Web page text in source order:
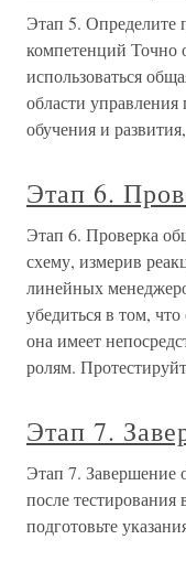
Этап 5.
компетенций Точно
использоваться
области управления
обучения и развития,
Этап 6.
Этап 6. Проверка
схему, измерив
линейных
убедиться в том,
она имеет
ролям.
Этап 7.
Этап 7. Завершение
после
подготовьте